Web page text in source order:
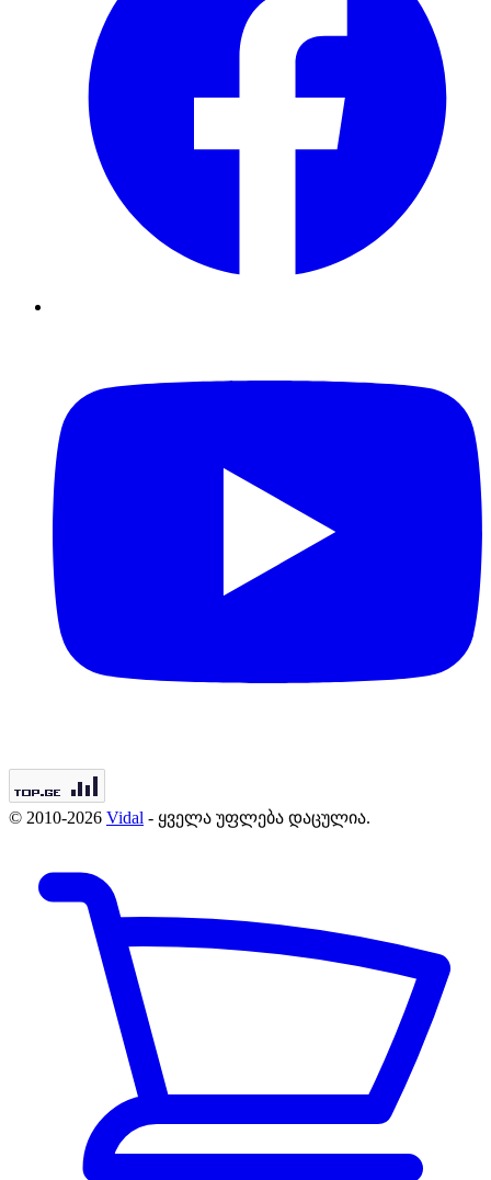
© 2010-2026 Vidal - ყველა უფლება დაცულია.